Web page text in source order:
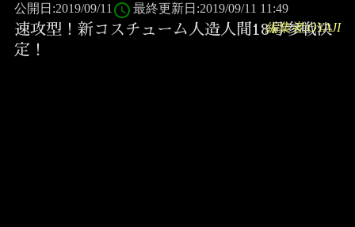
公開日:2019/09/11 access_time 最終更新日:2019/09/11 11:49
速攻型！新コスチューム人造人間18号参戦決
定！
編集者:OYAJI